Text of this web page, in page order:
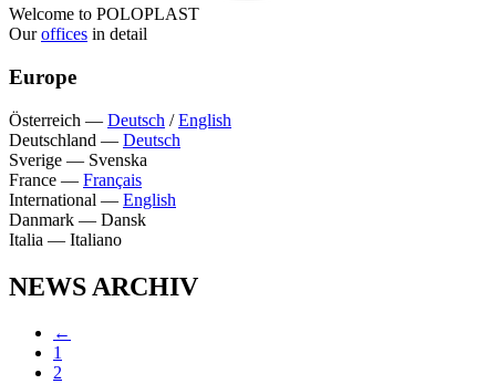
Welcome to POLOPLAST
Ouroffices in detail
Europe
Österreich — Deutsch /English
Deutschland — Deutsch
Sverige — Svenska
France — Français
International — English
Danmark — Dansk
Italia — Italiano
NEWS ARCHIV
←
1
2